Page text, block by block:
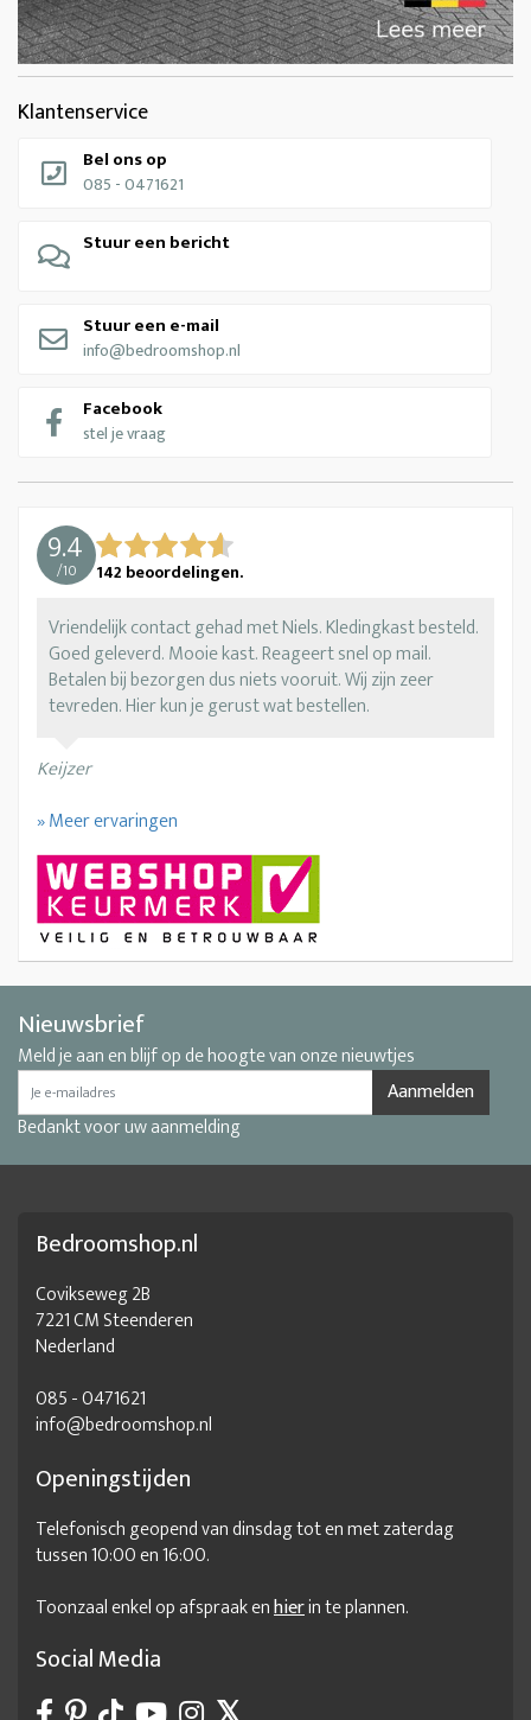
Klantenservice
Bel ons op
085 - 0471621
Stuur een bericht
Stuur een e-mail
info@bedroomshop.nl
Facebook
stel je vraag
9.4
/10 142 beoordelingen.
Vriendelijk contact gehad met Niels. Kledingkast besteld.
Goed geleverd. Mooie kast. Reageert snel op mail.
Betalen bij bezorgen dus niets vooruit. Wij zijn zeer
tevreden. Hier kun je gerust wat bestellen.
Keijzer
» Meer ervaringen
Nieuwsbrief
Meld je aan en blijf op de hoogte van onze nieuwtjes
Aanmelden
Bedankt voor uw aanmelding
Bedroomshop.nl
Covikseweg 2B
7221 CM Steenderen
Nederland
085 - 0471621
info@bedroomshop.nl
Openingstijden
Telefonisch geopend van dinsdag tot en met zaterdag
tussen 10:00 en 16:00.
Toonzaal enkel op afspraak enhierin te plannen.
Social Media